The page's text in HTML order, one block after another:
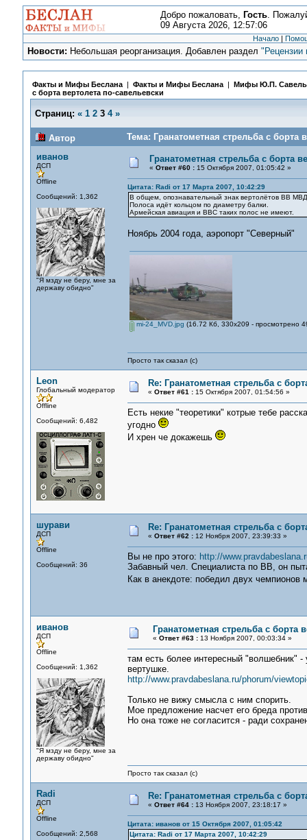
Добро пожаловать, Гость.
09 Августа 2026, 12:57:06
Начало |
Новости: Небольшая реорганизация. Добавлен раздел"Рецензии
Факты и Мифы Беслана| Факты и Мифы Беслана| Мифы Ю.П.
с борта вертолета по-савельевски
Страниц: « 1 2 3 4 »
Автор
Тема: Гранатометная стрельба с борта
иванов
ДСП
Offline
Сообщений: 1,362
"Я мзду не беру, мне за
державу обидно"
Гранатометная стрельба с борта
« Ответ #60 :15 Октября 2007, 01:05:42 »
Цитата: Radi от 17 Марта 2007, 10:42:29
В общем, опознавательный знак вертолётов ВВ
Полоса идёт кольцом по диаметру балки.
Армейская авиация и ВВС таких полос не имеют.
Ноябрь 2004 года, аэропорт "Северный"
mi-24_MVD.jpg (16.72 Кб, 330x209 - просмотрено
Просто так сказал (с)
Leon
Глобальный модератор
Offline
Сообщений: 6,482
Re: Гранатометная стрельба с
« Ответ #61 :15 Октября 2007, 01:54:56 »
Есть некие "теоретики" котрые тебе
угодно
И хрен че докажешь
шурави
ДСП
Offline
Сообщений: 36
Re: Гранатометная стрельба с
« Ответ #62 :12 Ноября 2007, 23:39:33 »
Вы не про этого: http://
Забавный чел. Специалиста по ВВ, он
Как в анекдоте: победил двух
иванов
ДСП
Offline
Сообщений: 1,362
"Я мзду не беру, мне за
державу обидно"
Гранатометная стрельба с борта
« Ответ #63 :13 Ноября 2007, 00:03:34 »
там есть более интересный "волшебник" -
вертушке.
http://www.pravdabeslana.ru/phorum/
Только не вижу смысла с ним спорить.
Мое предложение насчет его бреда
Но она тоже не согласится - ради
Просто так сказал (с)
Radi
ДСП
Offline
Сообщений: 2,568
Re: Гранатометная стрельба с
« Ответ #64 :13 Ноября 2007, 23:18:17 »
Цитата: иванов от 15 Октября 2007, 01:05:42
Цитата: Radi от 17 Марта 2007, 10:42:29